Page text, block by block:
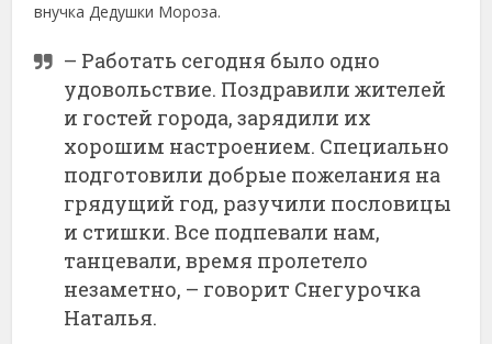
внучка Дедушки Мороза.
– Работать сегодня было одно
удовольствие. Поздравили жителей
и гостей города, зарядили их
хорошим настроением. Специально
подготовили добрые пожелания на
грядущий год, разучили пословицы
и стишки. Все подпевали нам,
танцевали, время пролетело
незаметно, – говорит Снегурочка
Наталья.